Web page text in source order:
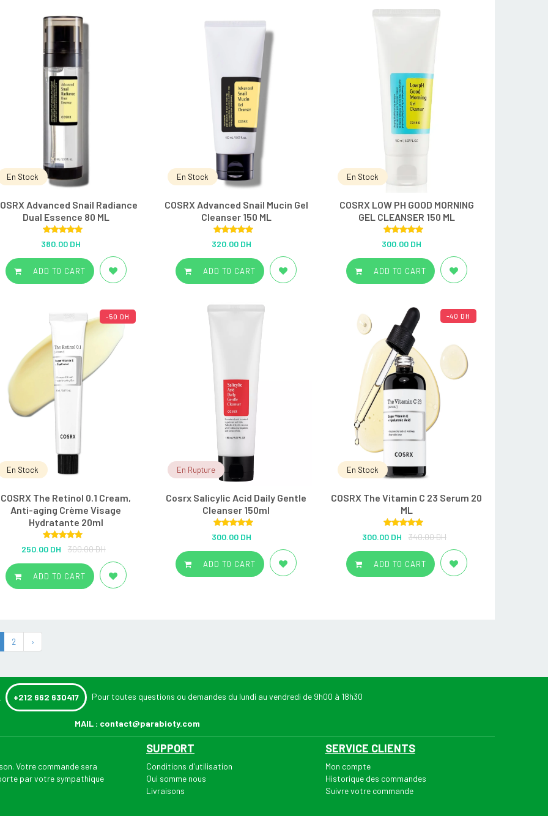
En Stock
Advanced Snail Radiance
Dual Essence 80 ML
Rated 5.00
out of 5
380.00 DH
ADD TO CART
En Stock
COSRX Advanced Snail Mucin Gel
Cleanser 150 ML
Rated 5.00
out of 5
320.00 DH
ADD TO CART
En Stock
COSRX LOW PH GOOD MORNING
GEL CLEANSER 150 ML
Rated 5.00
out of 5
300.00 DH
ADD TO CART
-50 DH
En Stock
COSRX The Retinol 0.1 Cream,
Anti-aging Crème Visage
Hydratante 20ml
Rated5.00
out of 5
250.00 DH 300.00 DH
ADD TO CART
En Rupture
Cosrx Salicylic Acid Daily Gentle
Cleanser 150ml
Rated 5.00
out of 5
300.00 DH
ADD TO CART
-40 DH
En Stock
COSRX The Vitamin C 23 Serum 20
ML
Rated5.00
out of 5
300.00 DH 340.00 DH
ADD TO CART
2 ›
+212 662 630417 Pour toutes questions ou demandes du lundi au vendredi de 9h00 à 18h30
MAIL : contact@parabioty.com
Votre commande sera
par votre sympathique
SUPPORT
Conditions d'utilisation
Qui somme nous
Livraisons
SERVICE CLIENTS
Mon compte
Historique des commandes
Suivre votre commande